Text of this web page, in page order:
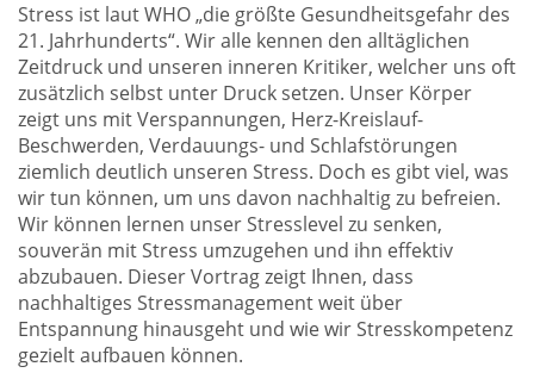
Stress ist laut WHO „die größte Gesundheitsgefahr des
21. Jahrhunderts“. Wir alle kennen den alltäglichen
Zeitdruck und unseren inneren Kritiker, welcher uns oft
zusätzlich selbst unter Druck setzen. Unser Körper
zeigt uns mit Verspannungen, Herz-Kreislauf-
Beschwerden, Verdauungs- und Schlafstörungen
ziemlich deutlich unseren Stress. Doch es gibt viel, was
wir tun können, um uns davon nachhaltig zu befreien.
Wir können lernen unser Stresslevel zu senken,
souverän mit Stress umzugehen und ihn effektiv
abzubauen. Dieser Vortrag zeigt Ihnen, dass
nachhaltiges Stressmanagement weit über
Entspannung hinausgeht und wie wir Stresskompetenz
gezielt aufbauen können.